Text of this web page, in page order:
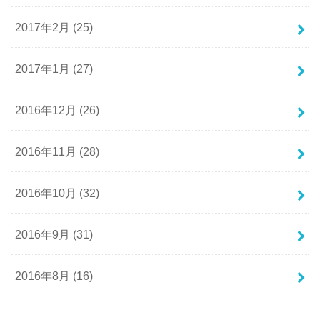
2017年2月 (25)
2017年1月 (27)
2016年12月 (26)
2016年11月 (28)
2016年10月 (32)
2016年9月 (31)
2016年8月 (16)